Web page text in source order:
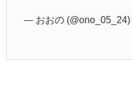
— おおの (@ono_05_24)